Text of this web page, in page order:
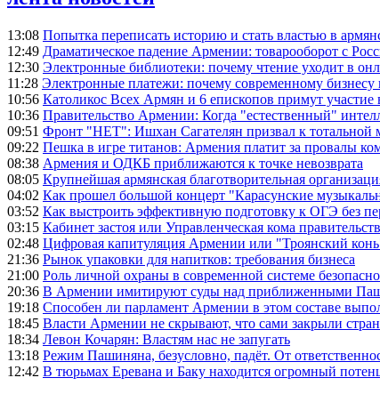
13:08 Попытка переписать историю и стать властью в
12:49 Драматическое падение Армении: товарооборот с
12:30 Электронные библиотеки: почему чтение уходит в
11:28 Электронные платежи: почему современному
10:56 Католикос Всех Армян и 6 епископов примут участие
10:36 Правительство Армении: Когда "естественный"
09:51 Фронт "НЕТ": Ишхан Сагателян призвал к тотальной
09:22 Пешка в игре титанов: Армения платит за провалы
08:38 Армения и ОДКБ приближаются к точке невозврата
08:05 Крупнейшая армянская благотворительная
04:02 Как прошел большой концерт "Карасунские
03:52 Как выстроить эффективную подготовку к ОГЭ без
03:15 Кабинет застоя или Управленческая кома
02:48 Цифровая капитуляция Армении или "Троянский
21:36 Рынок упаковки для напитков: требования бизнеса
21:00 Роль личной охраны в современной системе
20:36 В Армении имитируют суды над приближенными
19:18 Способен ли парламент Армении в этом составе
18:45 Власти Армении не скрывают, что сами закрыли
18:34 Левон Кочарян: Властям нас не запугать
13:18 Режим Пашиняна, безусловно, падёт. От
12:42 В тюрьмах Еревана и Баку находится огромный